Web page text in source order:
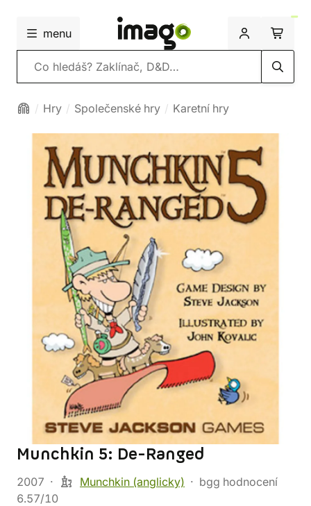
menu
Vyhledávání
Hry Společenské hry Karetní hry
Munchkin 5: De-Ranged
2007 Munchkin (anglicky)
bgg hodnocení
6.57/10